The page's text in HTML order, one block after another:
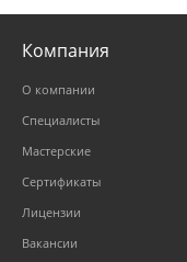
Компания
О компании
Специалисты
Мастерские
Сертификаты
Лицензии
Вакансии